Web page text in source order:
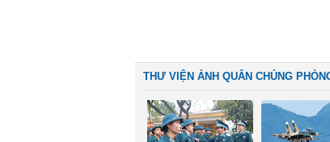
THƯ VIỆN ẢNH QUÂN CHỦNG